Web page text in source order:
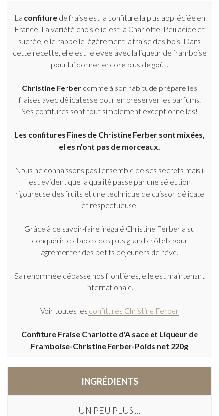
La confiturede fraise est la confiture la plus appréciée en
France. La variété choisie ici est la Charlotte. Peu acide et
sucrée, elle rappelle légèrement la fraise des bois. Dans
cette recette, elle est relevée avec la liqueur de framboise
pour lui donner encore plus de goût.
Christine Ferber comme à son habitude prépare les
fraises avec délicatesse pour en préserver les parfums.
Ses confitures sont tout simplement exceptionnelles!
Les confitures Fines de Christine Ferber sont mixées,
elles n'ont pas de morceaux.
Nous ne connaissons pas l'ensemble de ses secrets mais il
est évident que la qualité passe par une sélection
rigoureuse des fruits et une technique de cuisson délicate
et respectueuse.
Grâce à ce savoir-faire inégalé Christine Ferber a su
conquérir les tables des plus grands hôtels pour
agrémenter des petits déjeuners de rêve.
Sa renommée dépasse nos frontières, elle est maintenant
internationale.
Voir toutes les confitures Christine Ferber
Confiture Fraise Charlotte d'Alsace et Liqueur de
Framboise-Christine Ferber-Poids net 220g
INGRÉDIENTS
UN PEU PLUS ...